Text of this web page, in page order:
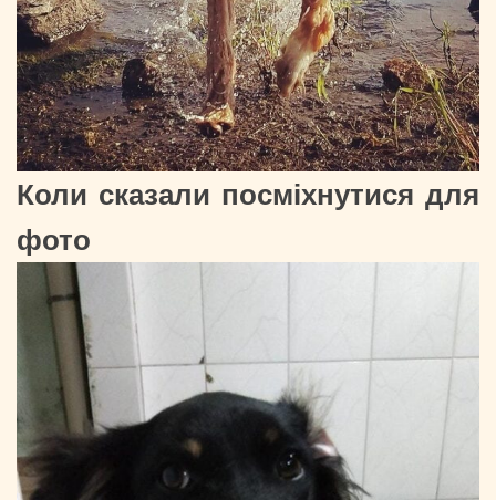
Коли сказали посміхнутися для
фото